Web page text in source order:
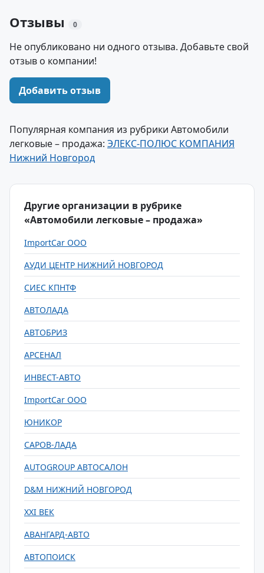
Отзывы 0
Не опубликовано ни одного отзыва. Добавьте свой
отзыв о компании!
Добавить отзыв
Популярная компания из рубрики Автомобили
легковые – продажа: ЭЛЕКС-ПОЛЮС КОМПАНИЯ
Нижний Новгород
Другие организации в рубрике
«Автомобили легковые – продажа»
ImportCar ООО
АУДИ ЦЕНТР НИЖНИЙ НОВГОРОД
СИЕС КПНТФ
АВТОЛАДА
АВТОБРИЗ
АРСЕНАЛ
ИНВЕСТ-АВТО
ImportCar ООО
ЮНИКОР
САРОВ-ЛАДА
AUTOGROUP АВТОСАЛОН
D&M НИЖНИЙ НОВГОРОД
XXI ВЕК
АВАНГАРД-АВТО
АВТОПОИСК